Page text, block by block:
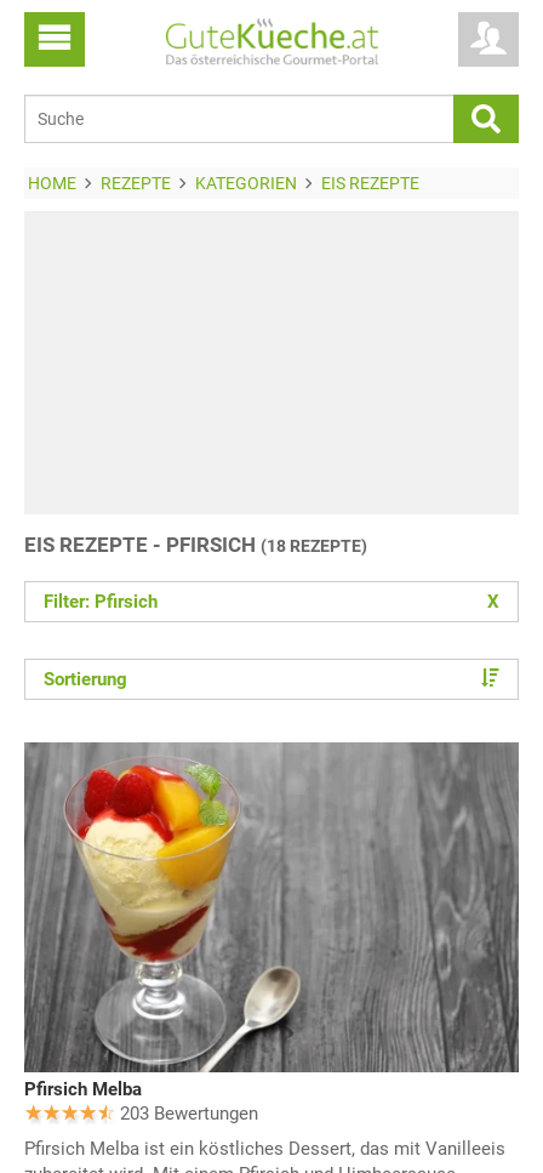
HOME REZEPTE KATEGORIEN EIS REZEPTE
EIS REZEPTE - PFIRSICH (18 REZEPTE)
Filter: Pfirsich X
Sortierung
Pfirsich Melba
203 Bewertungen
Pfirsich Melba ist ein köstliches Dessert, das mit Vanilleeis